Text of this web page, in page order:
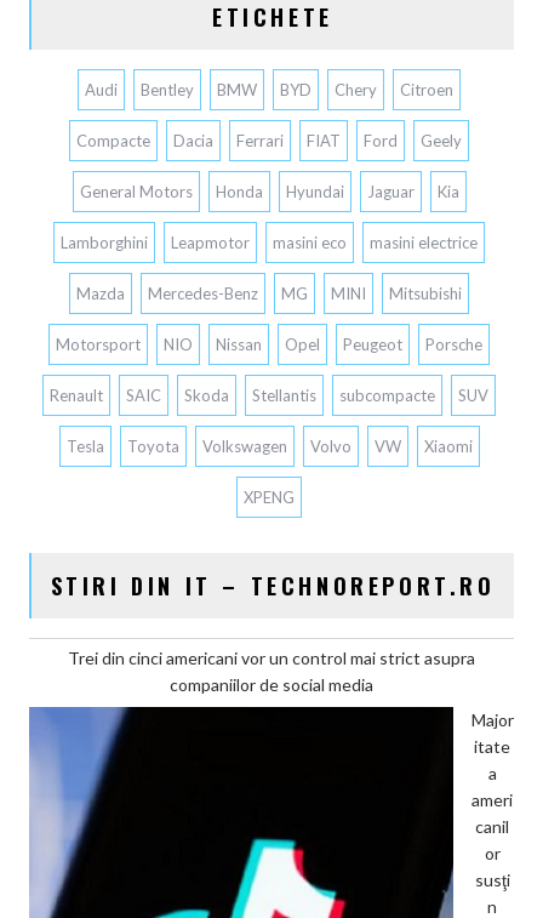
ETICHETE
Audi Bentley BMW BYD Chery Citroen
Compacte Dacia Ferrari FIAT Ford Geely
General Motors Honda Hyundai Jaguar Kia
Lamborghini Leapmotor masini eco masini electrice
Mazda Mercedes-Benz MG MINI Mitsubishi
Motorsport NIO Nissan Opel Peugeot Porsche
Renault SAIC Skoda Stellantis subcompacte SUV
Tesla Toyota Volkswagen Volvo VW Xiaomi
XPENG
STIRI DIN IT – TECHNOREPORT.RO
Trei din cinci americani vor un control mai strict asupra
companiilor de social media
Major
itate
a
ameri
canil
or
susţi
n